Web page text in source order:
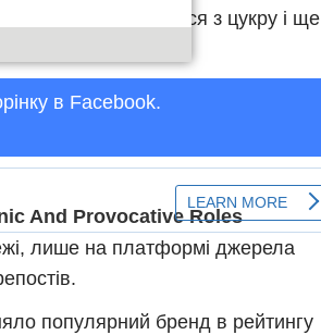
складається з цукру і ще
в Facebook.
лише на платформі джерела
популярний бренд в рейтингу